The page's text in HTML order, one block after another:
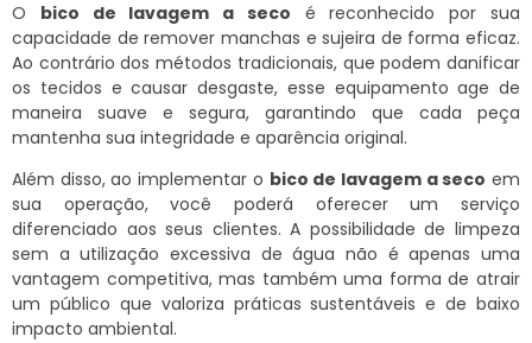
O bico de lavagem a seco é reconhecido por sua
capacidade de remover manchas e sujeira de forma eficaz.
Ao contrário dos métodos tradicionais, que podem danificar
os tecidos e causar desgaste, esse equipamento age de
maneira suave e segura, garantindo que cada peça
mantenha sua integridade e aparência original.
Além disso, ao implementar o bico de lavagem a seco em
sua operação, você poderá oferecer um serviço
diferenciado aos seus clientes. A possibilidade de limpeza
sem a utilização excessiva de água não é apenas uma
vantagem competitiva, mas também uma forma de atrair
um público que valoriza práticas sustentáveis e de baixo
impacto ambiental.